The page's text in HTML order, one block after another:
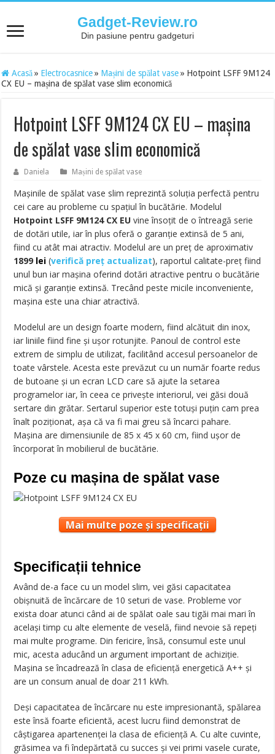
Gadget-Review.ro
Din pasiune pentru gadgeturi
Acasă » Electrocasnice » Mașini de spălat vase » Hotpoint LSFF 9M124
CX EU – mașina de spălat vase slim economică
Hotpoint LSFF 9M124 CX EU – mașina
de spălat vase slim economică
Daniela Mașini de spălat vase
Mașinile de spălat vase slim reprezintă soluția perfectă pentru
cei care au probleme cu spațiul în bucătărie. Modelul
Hotpoint LSFF 9M124 CX EU vine însoțit de o întreagă serie
de dotări utile, iar în plus oferă o garanție extinsă de 5 ani,
fiind cu atât mai atractiv. Modelul are un preț de aproximativ
1899 lei (verifică preț actualizat), raportul calitate-preț fiind
unul bun iar mașina oferind dotări atractive pentru o bucătărie
mică și garanție extinsă. Trecând peste micile inconveniente,
mașina este una chiar atractivă.
Modelul are un design foarte modern, fiind alcătuit din inox,
iar liniile fiind fine și ușor rotunjite. Panoul de control este
extrem de simplu de utilizat, facilitând accesul persoanelor de
toate vârstele. Acesta este prevăzut cu un număr foarte redus
de butoane și un ecran LCD care să ajute la setarea
programelor iar, în ceea ce privește interiorul, vei găsi două
sertare din grătar. Sertarul superior este totuși puțin cam prea
înalt poziționat, așa că va fi mai greu să încarci pahare.
Mașina are dimensiunile de 85 x 45 x 60 cm, fiind ușor de
încorporat în mobilierul de bucătărie.
Poze cu mașina de spălat vase
Mai multe poze și specificații
Specificații tehnice
Având de-a face cu un model slim, vei găsi capacitatea
obișnuită de încărcare de 10 seturi de vase. Probleme vor
exista doar atunci când ai de spălat oale sau tigăi mai mari în
același timp cu alte elemente de veselă, fiind nevoie să repeți
mai multe programe. Din fericire, însă, consumul este unul
mic, acesta aducând un argument important de achiziție.
Mașina se încadrează în clasa de eficiență energetică A++ și
are un consum anual de doar 211 kWh.
Deși capacitatea de încărcare nu este impresionantă, spălarea
este însă foarte eficientă, acest lucru fiind demonstrat de
câștigarea apartenenței la clasa de eficiență A. Cu alte cuvinte,
grăsimea va fi îndepărtată cu succes și vei primi vasele curate,